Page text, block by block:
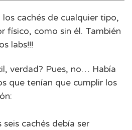
los cachés de cualquier tipo,
físico, como sin él. También
labs!!!
verdad? Pues, no… Había
que tenían que cumplir los
cachés debía ser